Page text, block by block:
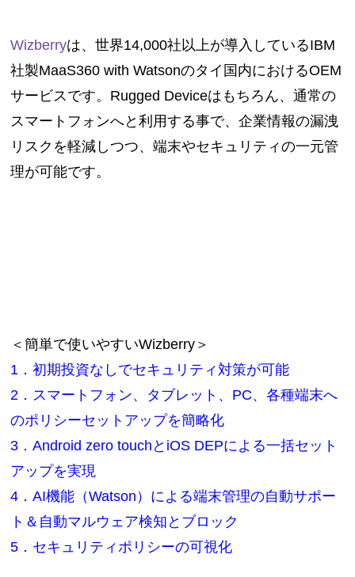
Wizberryは、世界14,000社以上が導入しているIBM
社製MaaS360 with Watsonのタイ国内におけるOEM
サービスです。Rugged Deviceはもちろん、通常の
スマートフォンへと利用する事で、企業情報の漏洩
リスクを軽減しつつ、端末やセキュリティの一元管
理が可能です。
＜簡単で使いやすいWizberry＞
1．初期投資なしでセキュリティ対策が可能
2．スマートフォン、タブレット、PC、各種端末へ
のポリシーセットアップを簡略化
3．Android zero touchとiOS DEPによる一括セット
アップを実現
4．AI機能（Watson）による端末管理の自動サポー
ト＆自動マルウェア検知とブロック
5．セキュリティポリシーの可視化